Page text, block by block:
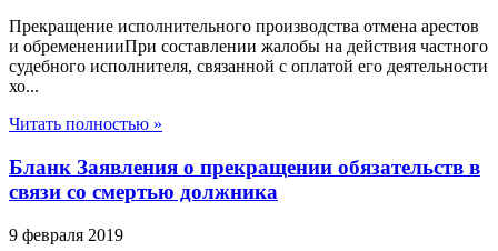
Прекращение исполнительного производства отмена арестов
и обремененииПри составлении жалобы на действия частного
судебного исполнителя, связанной с оплатой его деятельности
хо...
Читать полностью »
Бланк Заявления о прекращении обязательств в
связи со смертью должника
9 февраля 2019